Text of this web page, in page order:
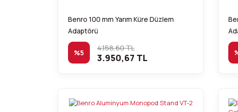
Benro 100 mm Yarım Küre Düzlem
Adaptörü
%5 4.158,60 TL
3.950,67 TL